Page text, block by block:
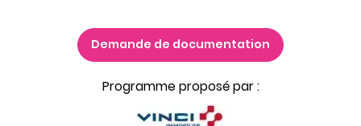
Demande de documentation
Programme proposé par :